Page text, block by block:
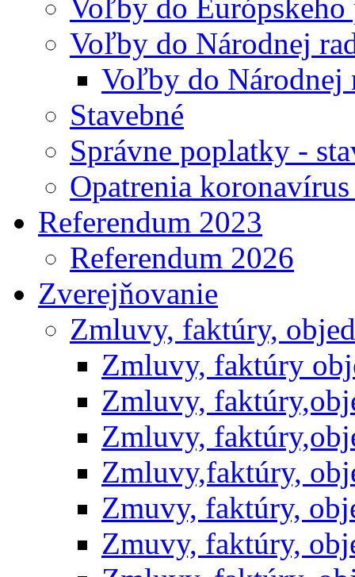
Voľby do Európskeho
Voľby do Národnej
Voľby do Národnej
Stavebné
Správne poplatky -
Opatrenia
Referendum 2023
Referendum 2026
Zverejňovanie
Zmluvy, faktúry,
Zmluvy, faktúry
Zmluvy,
Zmluvy,
Zmluvy,faktúry,
Zmuvy, faktúry,
Zmuvy, faktúry,